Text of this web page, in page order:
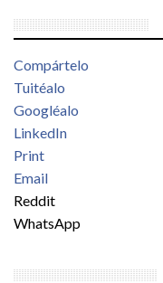
Compártelo
Tuitéalo
Googléalo
LinkedIn
Print
Email
Reddit
WhatsApp